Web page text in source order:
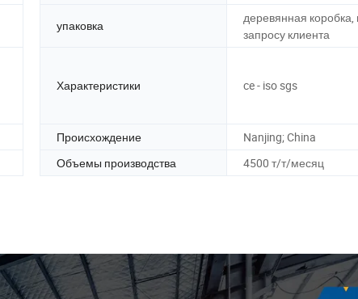
упаковка
деревянная коробка,
запросу клиента
Характеристики ce - iso sgs
Происхождение
Nanjing; China
Объемы производства 4500 т/т/месяц